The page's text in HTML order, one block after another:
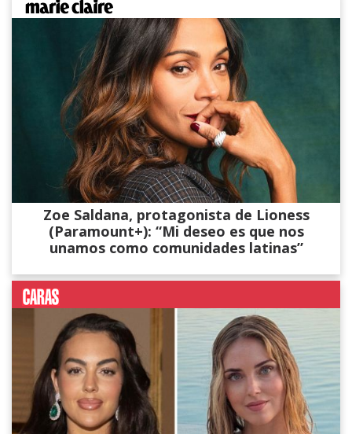
Zoe Saldana, protagonista de Lioness
(Paramount+): “Mi deseo es que nos
unamos como comunidades latinas”